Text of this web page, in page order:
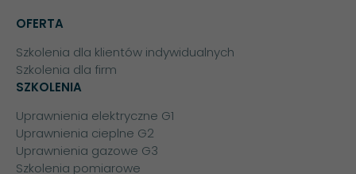
OFERTA
Szkolenia dla klientów indywidualnych
Szkolenia dla firm
SZKOLENIA
Uprawnienia elektryczne G1
Uprawnienia cieplne G2
Uprawnienia gazowe G3
Szkolenia pomiarowe